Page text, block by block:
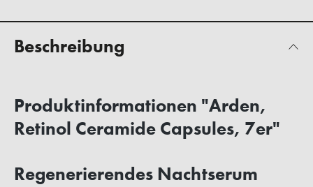
Beschreibung
Produktinformationen "Arden,
Retinol Ceramide Capsules, 7er"
Regenerierendes Nachtserum